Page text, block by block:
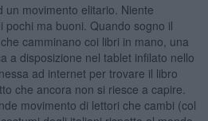
un movimento elitario. Niente
ma buoni. Quando sogno il
camminano coi libri in mano, una
a disposizione nel tablet infilato nello
ad internet per trovare il libro
che ancora non si riesce a capire.
movimento di lettori che cambi (col